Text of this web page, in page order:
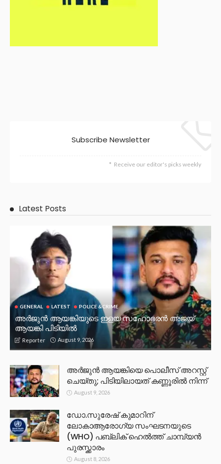
Subscribe Newsletter
Receive our editor's picks weekly
Latest Posts
GENERAL LATEST POLICE &CRIME
അർജുൻ ആയങ്കിയുടെ ഇളയ സഹോദരൻ അജയ്
ആയങ്കി പിടിയിൽ
Reporter August 9, 2026
അർജുൻ ആയങ്കിയെ പൊലീസ് അറസ്റ്റ്
ചെയ്‌തു; പിടിയിലായത് കണ്ണൂരിൽ നിന്ന്
August 9, 2026
ഡോ.സുരേഷ് കുമാറിന്
ലോകാആരോഗ്യ സംഘടനയുടെ
(WHO) പബ്ലിക് ഹെൽത്ത് ചാമ്പ്യൻ
പുരസ്ക്കാരം
August 8, 2026